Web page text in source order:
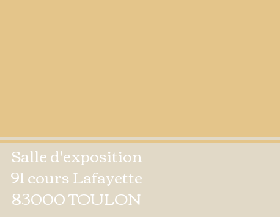
Salle d'exposition
91 cours Lafayette
83000 TOULON